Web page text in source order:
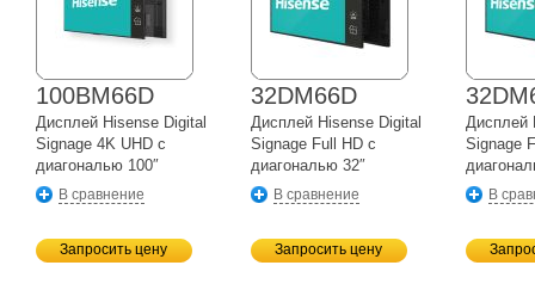
100BM66D
Дисплей Hisense Digital
Signage 4K UHD с
диагональю 100″
В сравнение
Запросить цену
32DM66D
Дисплей Hisense Digital
Signage Full HD с
диагональю 32″
В сравнение
Запросить цену
Дисплей
Signage
В